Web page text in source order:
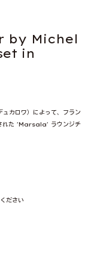
by Michel
in
カロワ）によって、フラン
れた 'Marsala' ラウンジチ
ださい